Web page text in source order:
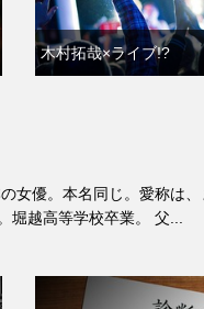
木村拓哉×ライブ!?
女優。本名同じ。愛称は
堀越高等学校卒業。 父...